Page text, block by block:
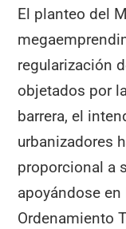
El planteo del
regularización
objetados por
barrera, el
urbanizadores
proporcional a
apoyándose
Ordenamiento